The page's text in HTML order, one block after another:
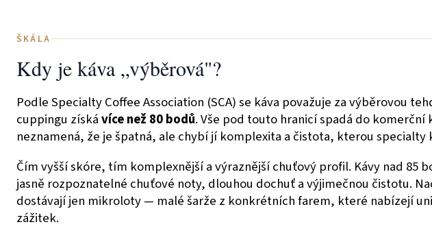
ŠKÁLA
Kdy je káva „výběrová"?
Podle Specialty Coffee Association (SCA) se káva považuje za výběrovou
cuppingu získávíce než 80 bodů. Vše pod touto hranicí spadá do
neznamená, že je špatná, ale chybí jí komplexita a čistota, kterou specialty
Čím vyšší skóre, tím komplexnější a výraznější chuťový profil. Kávy nad 85
jasně rozpoznatelné chuťové noty, dlouhou dochuť a výjimečnou čistotu.
dostávají jen mikroloty — malé šarže z konkrétních farem, které nabízejí
zážitek.